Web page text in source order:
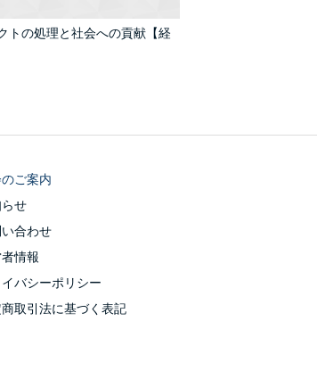
トの処理と社会への貢献【経
ご案内
せ
合わせ
情報
バシーポリシー
取引法に基づく表記